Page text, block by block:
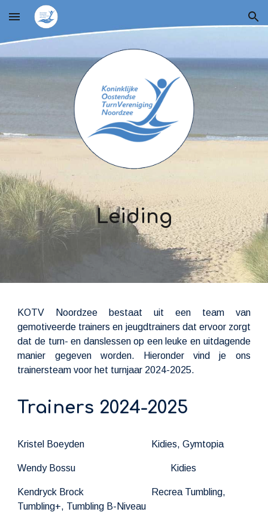
Skip to main content Skip to navigation
Leiding
KOTV Noordzee bestaat uit een team van
gemotiveerde trainers en jeugdtrainers dat ervoor zorgt
dat de turn- en danslessen op een leuke en uitdagende
manier gegeven worden. Hieronder vind je ons
trainersteam voor het turnjaar 2024-2025.
Trainers 2024-2025
Kristel Boeyden Kidies, Gymtopia
Wendy Bossu Kidies
Kendryck Brock
Recrea Tumbling,
Tumbling+, Tumbling B-Niveau